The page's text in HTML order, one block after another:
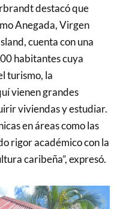
destacó que
Anegada, Virgen
cuenta con una
habitantes cuya
turismo, la
vienen grandes
viviendas y estudiar.
en áreas como las
rigor académico con la
caribeña”, expresó.